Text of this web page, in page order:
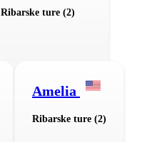
Ribarske ture (2)
Amelia
Ribarske ture (2)